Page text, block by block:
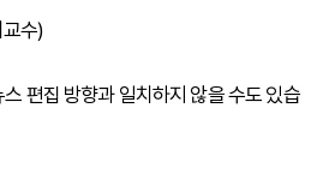
수)
편집 방향과 일치하지 않을 수도 있습